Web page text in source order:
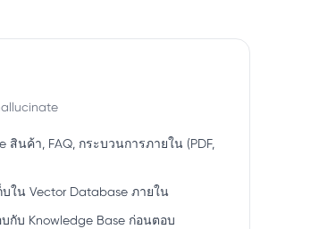
นค้า, FAQ, กระบวนการภายใน (PDF,
ใน Vector Database ภายใน
กับ Knowledge Base ก่อนตอบ